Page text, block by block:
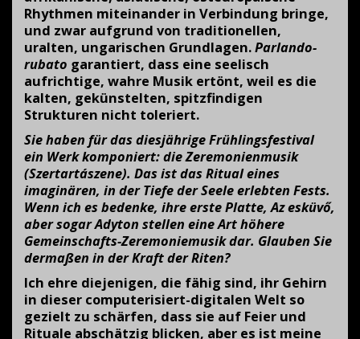
Rhythmen miteinander in Verbindung bringe,
und zwar aufgrund von traditionellen,
uralten, ungarischen Grundlagen.Parlando-
rubato garantiert, dass eine seelisch
aufrichtige, wahre Musik ertönt, weil es die
kalten, gekünstelten, spitzfindigen
Strukturen nicht toleriert.
Sie haben für das diesjährige Frühlingsfestival
ein Werk komponiert: die Zeremonienmusik
(Szertartászene). Das ist das Ritual eines
imaginären, in der Tiefe der Seele erlebten Fests.
Wenn ich es bedenke, ihre erste Platte, Az esküvő,
aber sogar Adyton stellen eine Art höhere
Gemeinschafts-Zeremoniemusik dar. Glauben Sie
dermaßen in der Kraft der Riten?
Ich ehre diejenigen, die fähig sind, ihr Gehirn
in dieser computerisiert-digitalen Welt so
gezielt zu schärfen, dass sie auf Feier und
Rituale abschätzig blicken, aber es ist meine